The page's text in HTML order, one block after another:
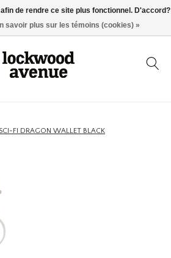
SCI-FI DRAGON WALLET BLACK
de rendre ce site plus fonctionnel. D'accord?
savoir plus sur les témoins (cookies) »